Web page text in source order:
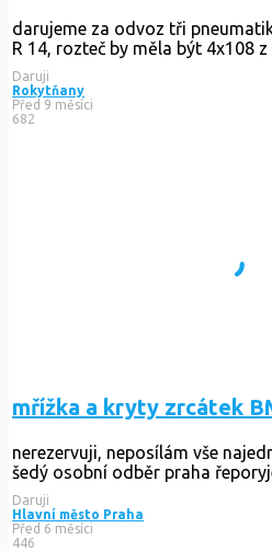
darujeme za odvoz tři
R 14, rozteč by měla být 4x108 z
Daruji
Rokytňany
Před 9 měsíci
682
mřížka a kryty zrcátek
nerezervuji, neposílám vše
šedý osobní odběr praha
Daruji
Hlavní město Praha
Před 6 měsíci
446